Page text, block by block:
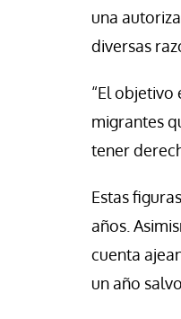
una
diversas
“El objetivo
migrantes
tener
Estas
años.
cuenta
un año